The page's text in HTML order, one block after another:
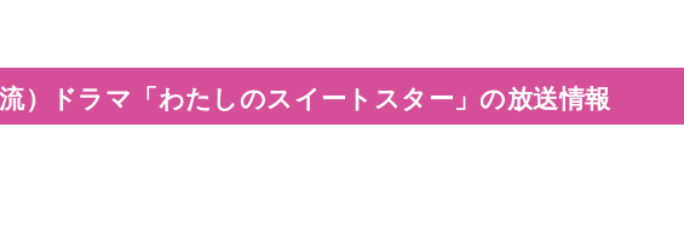
）ドラマ「わたしのスイートスター」の放送情報